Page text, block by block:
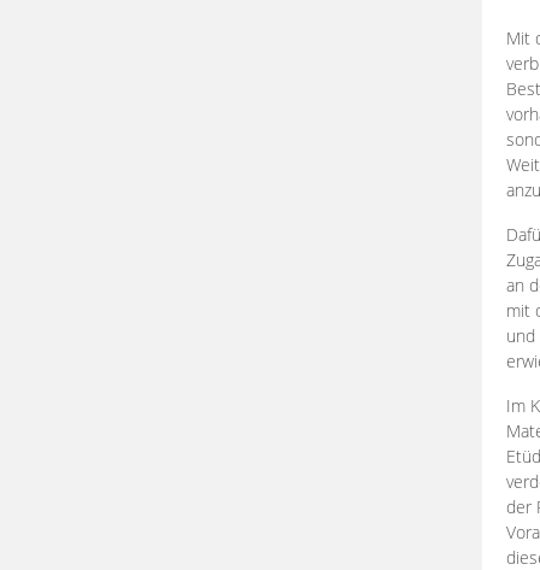
Mit
an
mit
und
Im
der